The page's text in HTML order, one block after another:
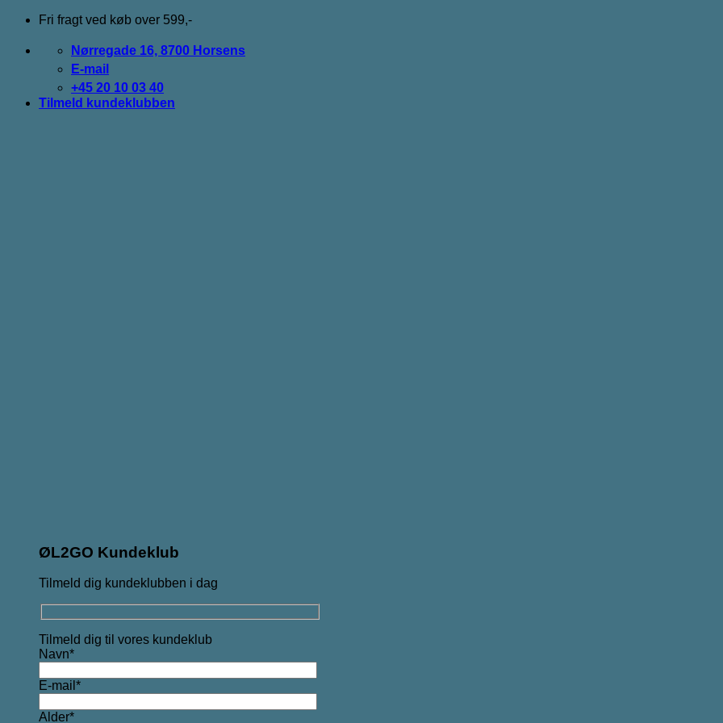
Fortsæt
indhold
Fri fragt ved køb over 599,-
Nørregade 16, 8700 Horsens
E-mail
+45 20 10 03 40
Tilmeld kundeklubben
ØL2GO Kundeklub
Tilmeld dig kundeklubben i dag
Tilmeld dig til vores kundeklub
Navn*
E-mail*
Alder*